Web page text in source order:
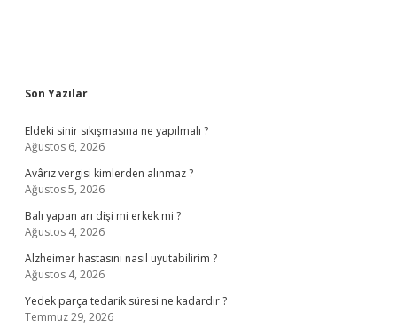
Sidebar
Son Yazılar
Eldeki sinir sıkışmasına ne yapılmalı ?
Ağustos 6, 2026
Avârız vergisi kimlerden alınmaz ?
Ağustos 5, 2026
Balı yapan arı dişi mi erkek mi ?
Ağustos 4, 2026
Alzheimer hastasını nasıl uyutabilirim ?
Ağustos 4, 2026
Yedek parça tedarik süresi ne kadardır ?
Temmuz 29, 2026